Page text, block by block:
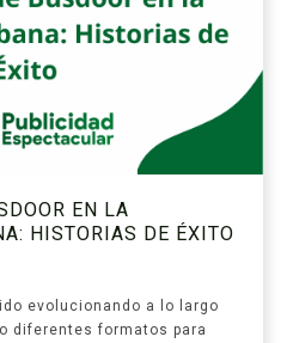
EN LA
HISTORIAS DE ÉXITO
evolucionando a lo largo
diferentes formatos para